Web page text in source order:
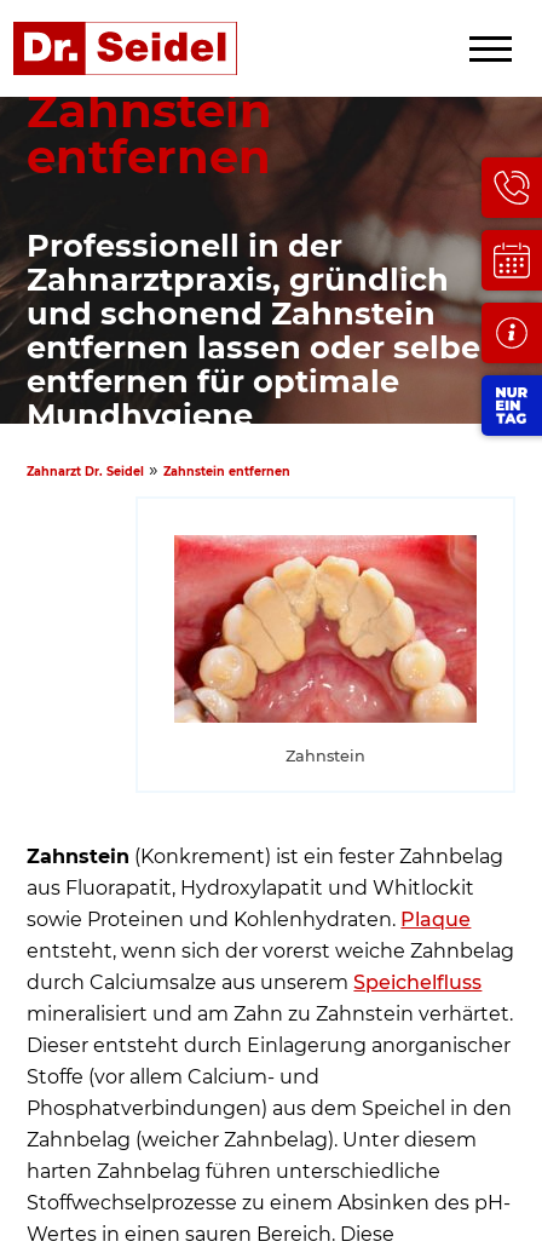
Zahnarzt Dr. Seidel »Zahnstein entfernen
Zahnstein
entfernen
Professionell in der
Zahnarztpraxis, gründlich
und schonend Zahnstein
entfernen lassen oder selber
entfernen für optimale
Mundhygiene
Zahnstein
Zahnstein (Konkrement) ist ein fester Zahnbelag
aus Fluorapatit, Hydroxylapatit und Whitlockit
sowie Proteinen und Kohlenhydraten. Plaque
entsteht, wenn sich der vorerst weiche Zahnbelag
durch Calciumsalze aus unseremSpeichelfluss
mineralisiert und am Zahn zu Zahnstein verhärtet.
Dieser entsteht durch Einlagerung anorganischer
Stoffe (vor allem Calcium- und
Phosphatverbindungen) aus dem Speichel in den
Zahnbelag (weicher Zahnbelag). Unter diesem
harten Zahnbelag führen unterschiedliche
Stoffwechselprozesse zu einem Absinken des pH-
Wertes in einen sauren Bereich. Diese